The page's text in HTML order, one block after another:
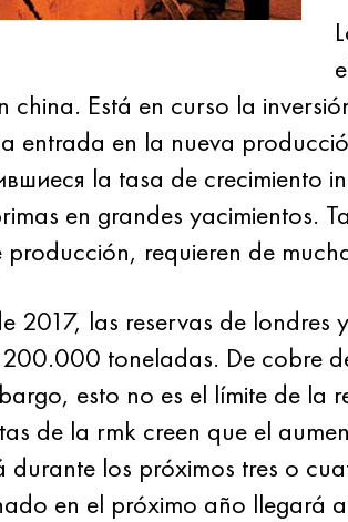
china. Está en curso la
entrada en la nueva
la tasa de crecimiento
en grandes yacimientos.
producción, requieren de
2017, las reservas de
toneladas. De cobre
esto no es el límite de
de la rmk creen que el
durante los próximos tres o
en el próximo año llegará